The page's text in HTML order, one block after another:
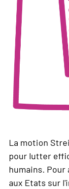
La motion
pour lutter
humains.
aux Etats sur